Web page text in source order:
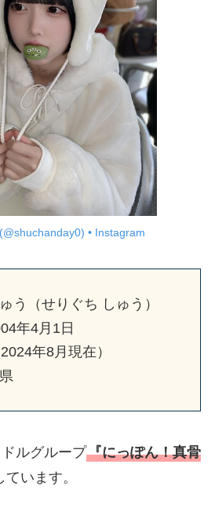
• Instagram
う（せりぐち しゅう）
年4月1日
年8月現在）
ルグループ『にっぽん！真骨
います。